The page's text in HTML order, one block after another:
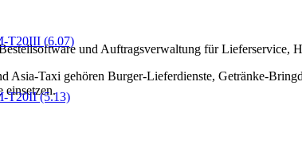
T20III (6.07)
T20II (5.13)
und Auftragsverwaltung für Lieferservice,
Asia-Taxi gehören Burger-Lieferdienste, Getränke-
einsetzen.